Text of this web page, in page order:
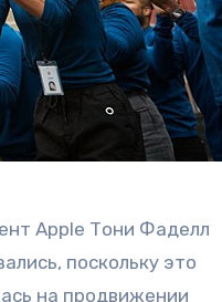
Apple Тони Фаделл
поскольку это
на продвижении